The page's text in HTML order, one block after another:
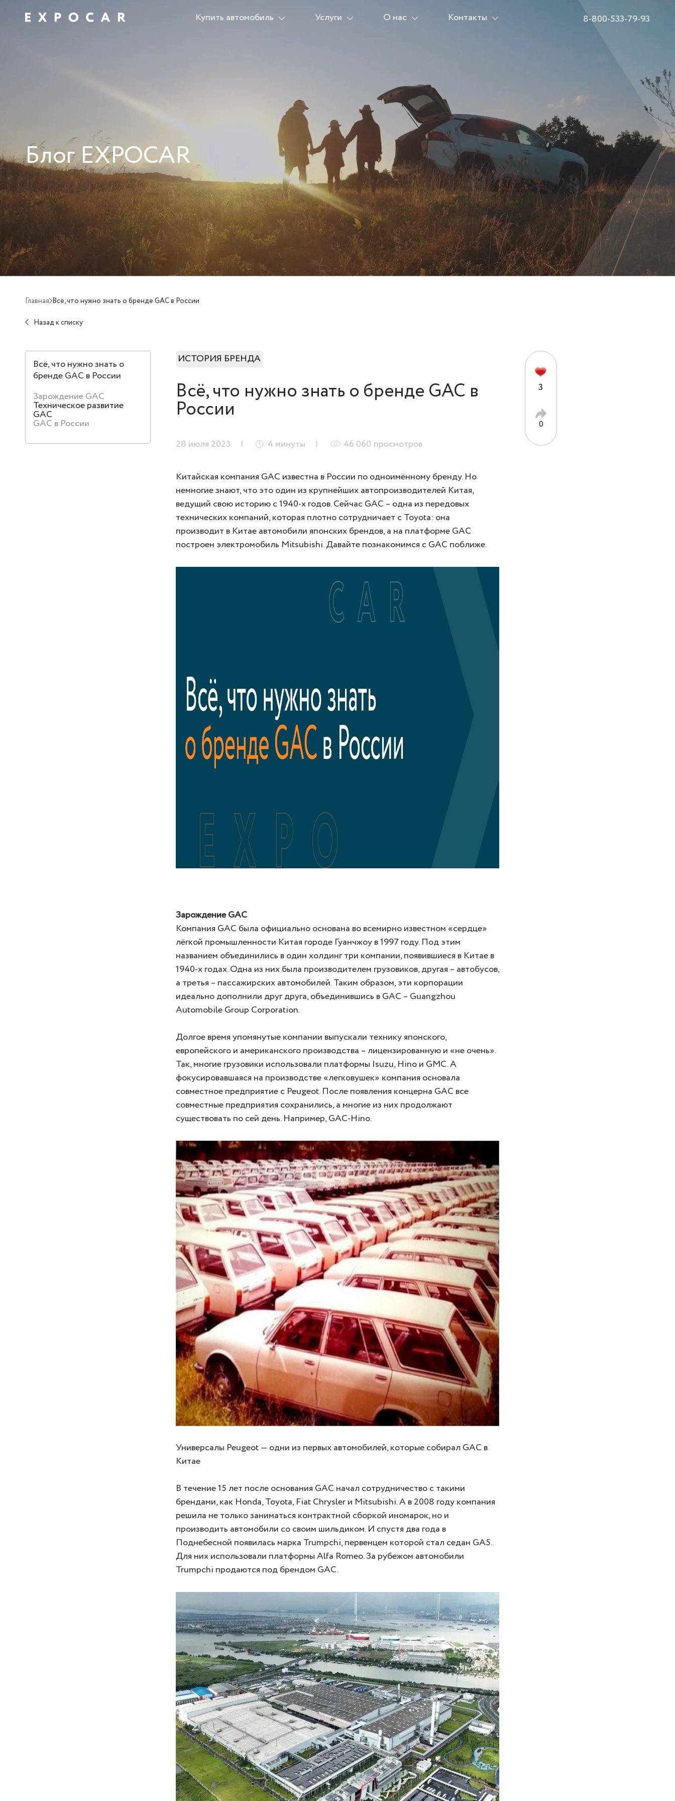
Купить автомобиль Услуги О нас Контакты 8-800-533-79-93
Блог EXPOCAR
Главная Всё, что нужно знать о бренде GAC в России
Назад к списку
Всё, что нужно знать о
бренде GAC в России
Зарождение GAC
Техническое развитие
GAC
GAC в России
3
0
ИСТОРИЯ БРЕНДА
Всё, что нужно знать о бренде GAC в
России
28 июля 2023 4 минуты 46 060 просмотров
Китайская компания GAC известна в России по одноимённому бренду. Но
немногие знают, что это один из крупнейших автопроизводителей Китая,
ведущий свою историю с 1940-х годов. Сейчас GAC – одна из передовых
технических компаний, которая плотно сотрудничает с Toyota: она
производит в Китае автомобили японских брендов, а на платформе GAC
построен электромобиль Mitsubishi. Давайте познакомимся с GAC поближе.
Зарождение GAC
Компания GAC была официально основана во всемирно известном «сердце»
лёгкой промышленности Китая городе Гуанчжоу в 1997 году. Под этим
названием объединились в один холдинг три компании, появившиеся в Китае в
1940-х годах. Одна из них была производителем грузовиков, другая – автобусов,
а третья – пассажирских автомобилей. Таким образом, эти корпорации
идеально дополнили друг друга, объединившись в GAC – Guangzhou
Automobile Group Corporation.
Долгое время упомянутые компании выпускали технику японского,
европейского и американского производства – лицензированную и «не очень».
Так, многие грузовики использовали платформы Isuzu, Hino и GMC. А
фокусировавшаяся на производстве «легковушек» компания основала
совместное предприятие с Peugeot. После появления концерна GAC все
совместные предприятия сохранились, а многие из них продолжают
существовать по сей день. Например, GAC-Hino.
Универсалы Peugeot — одни из первых автомобилей, которые собирал GAC в
Китае
В течение 15 лет после основания GAC начал сотрудничество с такими
брендами, как Honda, Toyota, Fiat Chrysler и Mitsubishi. А в 2008 году компания
решила не только заниматься контрактной сборкой иномарок, но и
производить автомобили со своим шильдиком. И спустя два года в
Поднебесной появилась марка Trumpchi, первенцем которой стал седан GA5.
Для них использовали платформы Alfa Romeo. За рубежом автомобили
Trumpchi продаются под брендом GAC.